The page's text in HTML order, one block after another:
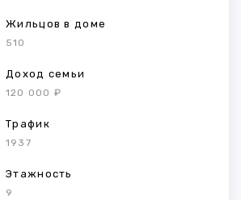
Жильцов в доме
510
Доход семьи
120 000 ₽
Трафик
1937
Этажность
9